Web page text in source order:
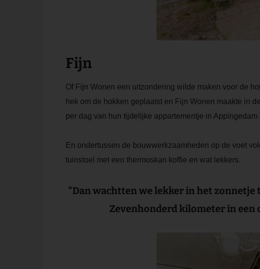
Fijn
Of Fijn Wonen een uitzondering wilde maken voor de
hek om de hokken geplaatst en Fijn Wonen maakte in
per dag van hun tijdelijke appartementje in
En ondertussen de bouwwerkzaamheden op de voet
tuinstoel met een thermoskan koffie en wat lekkers.
Dan wachtten we lekker in het
Zevenhonderd kilometer in een